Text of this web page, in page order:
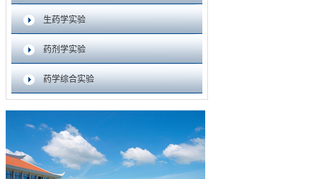
生药学实验
药剂学实验
药学综合实验